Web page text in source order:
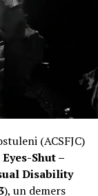
Didi și Bitză —
sute de mii de
anii de
Lăcrămioara
antrenor
pentru celălalt,
(ACSFJC)
Eyes-Shut –
Disability
), un demers